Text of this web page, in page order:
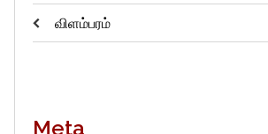
விளம்பரம்
Meta